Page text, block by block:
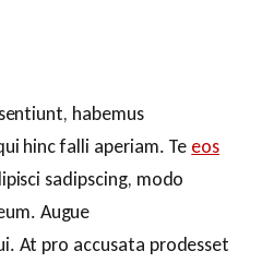
habemus
hinc falli aperiam. Te eos
sadipscing, modo
Augue
At pro accusata prodesset